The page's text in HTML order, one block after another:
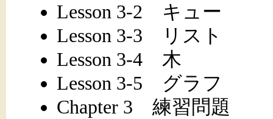
Lesson 3-2 キュー
Lesson 3-3 リスト
Lesson 3-4 木
Lesson 3-5 グラフ
Chapter 3 練習問題